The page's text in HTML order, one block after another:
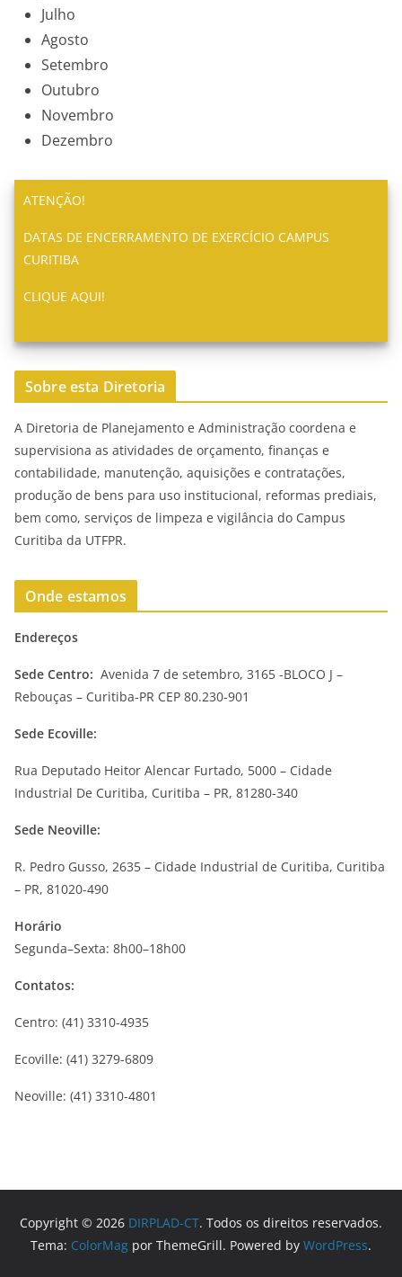
Julho
Agosto
Setembro
Outubro
Novembro
Dezembro
ATENÇÃO!
DATAS DE ENCERRAMENTO DE EXERCÍCIO CAMPUS
CURITIBA
CLIQUE AQUI!
Sobre esta Diretoria
A Diretoria de Planejamento e Administração coordena e
supervisiona as atividades de orçamento, finanças e
contabilidade, manutenção, aquisições e contratações,
produção de bens para uso institucional, reformas prediais,
bem como, serviços de limpeza e vigilância do Campus
Curitiba da UTFPR.
Onde estamos
Endereços
Sede Centro: Avenida 7 de setembro, 3165 -BLOCO J –
Rebouças – Curitiba-PR CEP 80.230-901
Sede Ecoville:
Rua Deputado Heitor Alencar Furtado, 5000 – Cidade
Industrial De Curitiba, Curitiba – PR, 81280-340
Sede Neoville:
R. Pedro Gusso, 2635 – Cidade Industrial de Curitiba, Curitiba
– PR, 81020-490
Horário
Segunda–Sexta: 8h00–18h00
Contatos:
Centro: (41) 3310-4935
Ecoville: (41) 3279-6809
Neoville: (41) 3310-4801
Copyright © 2026 DIRPLAD-CT. Todos os direitos reservados.
Tema: ColorMag por ThemeGrill. Powered by WordPress.